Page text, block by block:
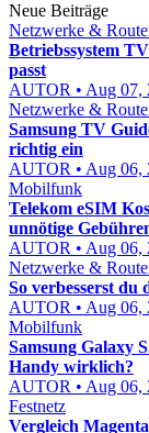
Neue Beiträge
Netzwerke &
Betriebssystem
passt
AUTOR • Aug 07,
Netzwerke &
Samsung TV
richtig ein
AUTOR • Aug 06,
Mobilfunk
Telekom eSIM
unnötige
AUTOR • Aug 06,
Netzwerke &
So verbesserst du
AUTOR • Aug 06,
Mobilfunk
Samsung Galaxy
Handy wirklich?
AUTOR • Aug 06,
Festnetz
Vergleich